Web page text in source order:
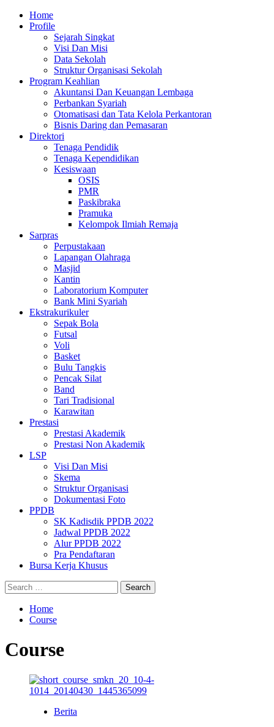
Skip
Primary
Menu
Home
Profile
Sejarah Singkat
Visi Dan Misi
Data Sekolah
Struktur Organisasi Sekolah
Program Keahlian
Akuntansi Dan Keuangan Lembaga
Perbankan Syariah
Otomatisasi dan Tata Kelola Perkantoran
Bisnis Daring dan Pemasaran
Direktori
Tenaga Pendidik
Tenaga Kependidikan
Kesiswaan
OSIS
PMR
Paskibraka
Pramuka
Kelompok Ilmiah Remaja
Sarpras
Perpustakaan
Lapangan Olahraga
Masjid
Kantin
Laboratorium Komputer
Bank Mini Syariah
Ekstrakurikuler
Sepak Bola
Futsal
Voli
Basket
Bulu Tangkis
Pencak Silat
Band
Tari Tradisional
Karawitan
Prestasi
Prestasi Akademik
Prestasi Non Akademik
LSP
Visi Dan Misi
Skema
Struktur Organisasi
Dokumentasi Foto
PPDB
SK Kadisdik PPDB 2022
Jadwal PPDB 2022
Alur PPDB 2022
Pra Pendaftaran
Bursa Kerja Khusus
Search
for:
Home
Course
Course
Berita